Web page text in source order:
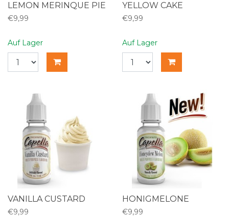
LEMON MERINQUE PIE
€9,99
Auf Lager
YELLOW CAKE
€9,99
Auf Lager
VANILLA CUSTARD
€9,99
HONIGMELONE
€9,99